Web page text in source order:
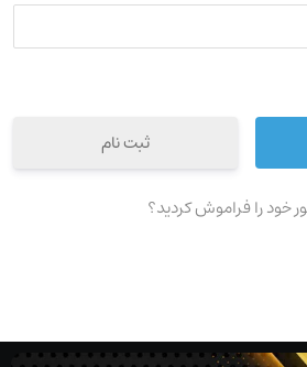
ثبت نام
خود را فراموش کردید؟